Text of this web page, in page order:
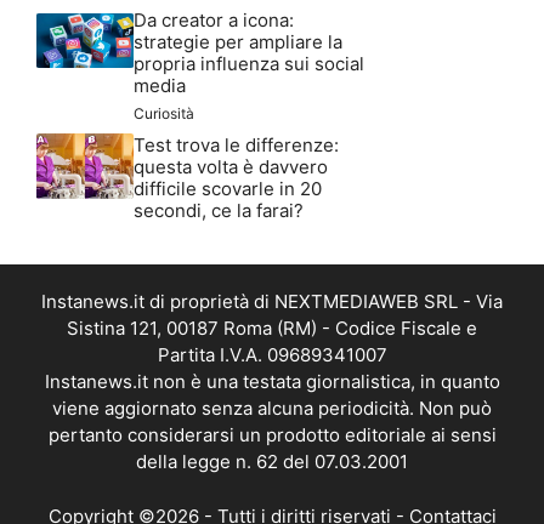
Da creator a icona:
strategie per ampliare la
propria influenza sui social
media
Curiosità
Test trova le differenze:
questa volta è davvero
difficile scovarle in 20
secondi, ce la farai?
Instanews.it di proprietà di NEXTMEDIAWEB SRL - Via
Sistina 121, 00187 Roma (RM) - Codice Fiscale e
Partita I.V.A. 09689341007
Instanews.it non è una testata giornalistica, in quanto
viene aggiornato senza alcuna periodicità. Non può
pertanto considerarsi un prodotto editoriale ai sensi
della legge n. 62 del 07.03.2001
Copyright ©2026 - Tutti i diritti riservati - Contattaci